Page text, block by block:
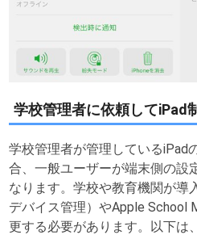
学校管理者に依頼してiPad
学校管理者が管理しているiPad
合、一般ユーザーが端末側の設
なります。学校や教育機関が導
デバイス管理）やApple School
更する必要があります。以下は